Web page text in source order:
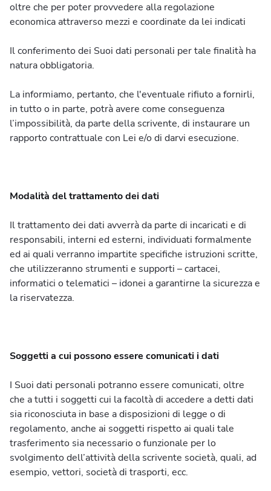
Grafica & Stampa
Comunicazione & Grafica
Stampa Digitale & Offset
Soluzioni web
Siti su Misura
Social & Newsletter
Logistica, micrologistica e
servizi integrati
oltre che per poter provvedere alla regolazione
economica attraverso mezzi e coordinate da lei indicati
Il conferimento dei Suoi dati personali per tale finalità ha
natura obbligatoria.
La informiamo, pertanto, che l'eventuale rifiuto a fornirli,
in tutto o in parte, potrà avere come conseguenza
l’impossibilità, da parte della scrivente, di instaurare un
rapporto contrattuale con Lei e/o di darvi esecuzione.
Modalità del trattamento dei dati
Il trattamento dei dati avverrà da parte di incaricati e di
responsabili, interni ed esterni, individuati formalmente
ed ai quali verranno impartite specifiche istruzioni scritte,
che utilizzeranno strumenti e supporti – cartacei,
informatici o telematici – idonei a garantirne la sicurezza e
la riservatezza.
Soggetti a cui possono essere comunicati i dati
I Suoi dati personali potranno essere comunicati, oltre
che a tutti i soggetti cui la facoltà di accedere a detti dati
sia riconosciuta in base a disposizioni di legge o di
regolamento, anche ai soggetti rispetto ai quali tale
trasferimento sia necessario o funzionale per lo
svolgimento dell’attività della scrivente società, quali, ad
esempio, vettori, società di trasporti, ecc.